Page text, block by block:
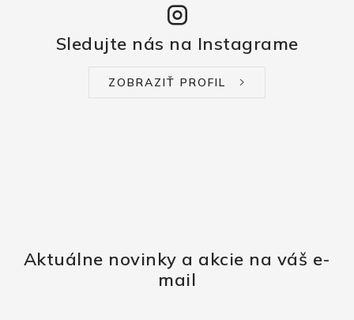
Sledujte nás na Instagrame
ZOBRAZIŤ PROFIL
Aktuálne novinky a akcie na váš e-
mail